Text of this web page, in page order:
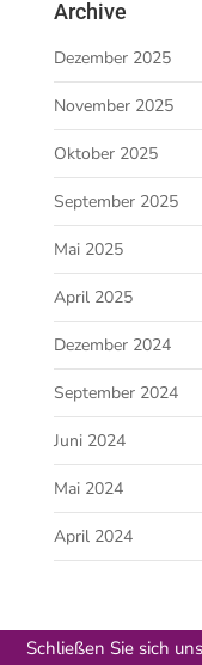
Archive
Dezember 2025
November 2025
Oktober 2025
September 2025
Mai 2025
April 2025
Dezember 2024
September 2024
Juni 2024
Mai 2024
April 2024
Schließen Sie sich